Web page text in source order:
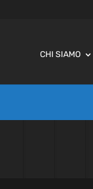
CHI SIAMO